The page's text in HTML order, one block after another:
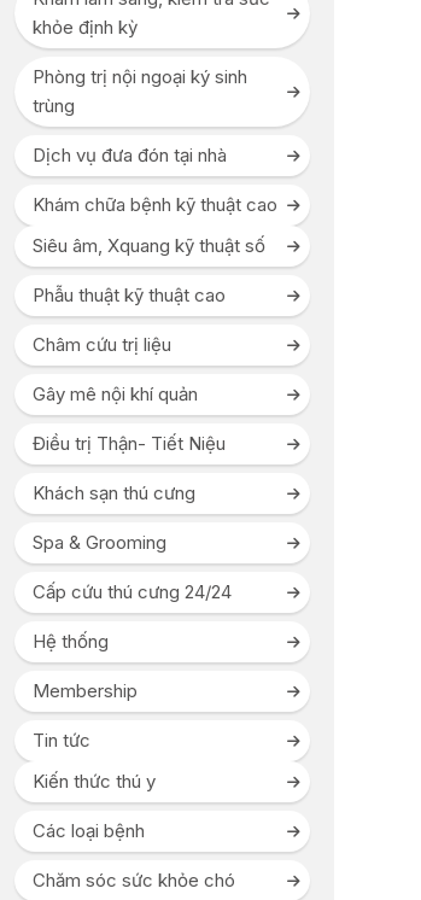
khỏe định kỳ
Phòng trị nội ngoại ký sinh
trùng
Dịch vụ đưa đón tại nhà
Khám chữa bệnh kỹ thuật cao
Siêu âm, Xquang kỹ thuật số
Phẫu thuật kỹ thuật cao
Châm cứu trị liệu
Gây mê nội khí quản
Điều trị Thận- Tiết Niệu
Khách sạn thú cưng
Spa & Grooming
Cấp cứu thú cưng 24/24
Hệ thống
Membership
Tin tức
Kiến thức thú y
Các loại bệnh
Chăm sóc sức khỏe chó